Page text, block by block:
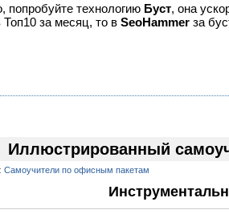
попробуйте технологию Буст, она
за месяц, то в SeoHammer за
Иллюстрированный
Самоучители по офисным пакетам